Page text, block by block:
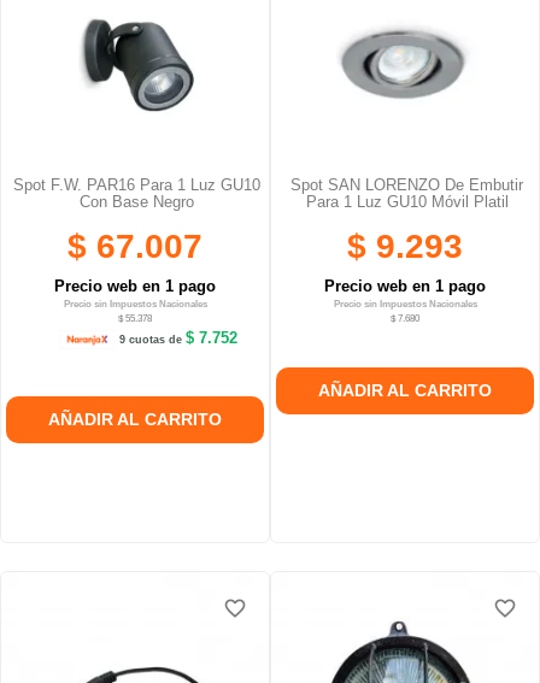
Spot F.W. PAR16 Para 1 Luz GU10
Con Base Negro
$ 67.007
Precio web en 1 pago
Precio sin Impuestos Nacionales
$ 55.378
9 cuotas de $ 7.752
AÑADIR AL CARRITO
Spot SAN LORENZO De Embutir
Para 1 Luz GU10 Móvil Platil
$ 9.293
Precio web en 1 pago
Precio sin Impuestos Nacionales
$ 7.680
AÑADIR AL CARRITO
favorite_border
favorite_border
favorite_border favorite_border
favorite_border
favorite_border